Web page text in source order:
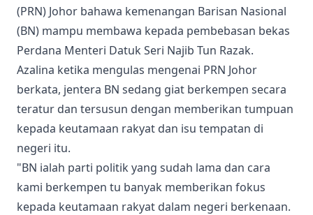
(PRN) Johor bahawa kemenangan Barisan Nasional
(BN) mampu membawa kepada pembebasan bekas
Perdana Menteri Datuk Seri Najib Tun Razak.
Azalina ketika mengulas mengenai PRN Johor
berkata, jentera BN sedang giat berkempen secara
teratur dan tersusun dengan memberikan tumpuan
kepada keutamaan rakyat dan isu tempatan di
negeri itu.
"BN ialah parti politik yang sudah lama dan cara
kami berkempen tu banyak memberikan fokus
kepada keutamaan rakyat dalam negeri berkenaan.